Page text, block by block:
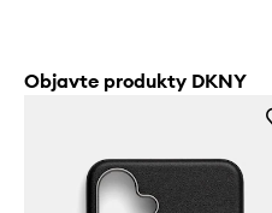
Objavte produkty DKNY